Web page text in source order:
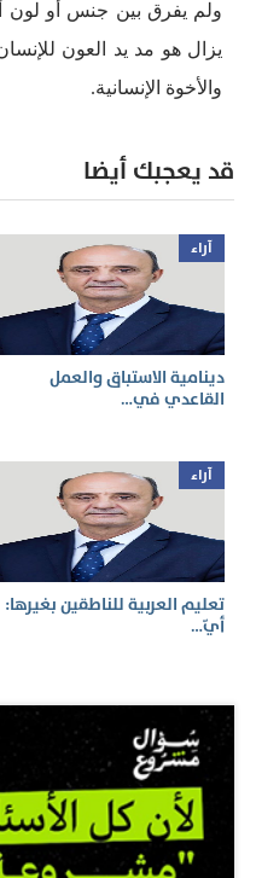
ولم يفرق بين جنس أو لون
يزال هو مد يد العون
والأخوة الإنسانية.
قد يعجبك أيضا
آراء
دينامية الاستباق والعمل
القاعدي في…
آراء
تعليم العربية للناطقين بغيرها:
أيّ…